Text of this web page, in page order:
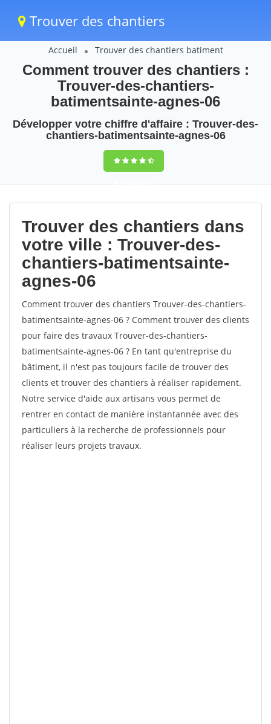
Trouver des chantiers
Accueil Trouver des chantiers batiment
Comment trouver des chantiers :
Trouver-des-chantiers-
batimentsainte-agnes-06
Développer votre chiffre d'affaire : Trouver-des-
chantiers-batimentsainte-agnes-06
9,5(100%)75
votes
Trouver des chantiers dans
votre ville : Trouver-des-
chantiers-batimentsainte-
agnes-06
Comment trouver des chantiers Trouver-des-chantiers-
batimentsainte-agnes-06 ? Comment trouver des clients
pour faire des travaux Trouver-des-chantiers-
batimentsainte-agnes-06 ? En tant qu'entreprise du
bâtiment, il n'est pas toujours facile de trouver des
clients et trouver des chantiers à réaliser rapidement.
Notre service d'aide aux artisans vous permet de
rentrer en contact de manière instantannée avec des
particuliers à la recherche de professionnels pour
réaliser leurs projets travaux.